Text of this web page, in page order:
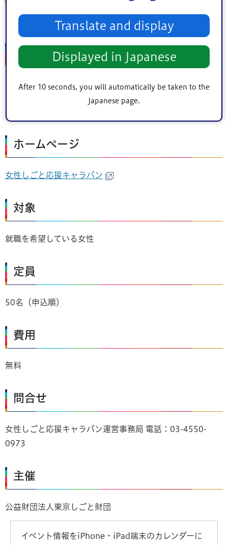
Translate and display
Displayed in Japanese
After 10 seconds, you will automatically be taken to the
Japanese page.
江戸川区船堀4丁目1番1号
内容
在宅ワークの実際の働き方や、始めるために必要な準備・
心構えを知り、自宅で働くうえで求められるスキルや、オ
ホームページ
女性しごと応援キャラバン
対象
就職を希望している女性
定員
50名（申込順）
費用
無料
問合せ
女性しごと応援キャラバン運営事務局 電話：03-4550-
0973
主催
公益財団法人東京しごと財団
イベント情報をiPhone・iPad端末のカレンダーに